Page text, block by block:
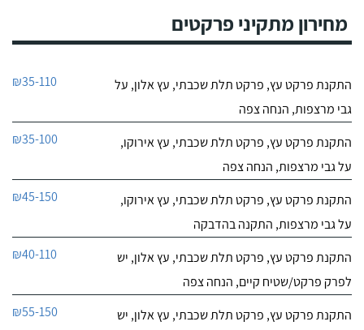
מחירון מתקיני פרקטים
התקנת פרקט עץ, פרקט תלת שכבתי, עץ אלון, על
גבי מרצפות, הנחה צפה
₪35-110
התקנת פרקט עץ, פרקט תלת שכבתי, עץ אירוקו,
על גבי מרצפות, הנחה צפה
₪35-100
התקנת פרקט עץ, פרקט תלת שכבתי, עץ אירוקו,
על גבי מרצפות, התקנה בהדבקה
₪45-150
התקנת פרקט עץ, פרקט תלת שכבתי, עץ אלון, יש
לפרק פרקט/שטיח קיים, הנחה צפה
₪40-110
התקנת פרקט עץ, פרקט תלת שכבתי, עץ אלון, יש
₪55-150